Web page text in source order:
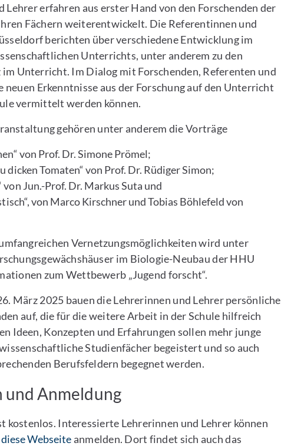
erfahren aus erster Hand von den Forschenden der
Fächern weiterentwickelt. Die Referentinnen und
berichten über verschiedene Entwicklung im
Unterrichts, unter anderem zu den
Unterricht. Im Dialog mit Forschenden, Referenten und
neuen Erkenntnisse aus der Forschung auf den Unterricht
vermittelt werden können.
gehören unter anderem die Vorträge
von Prof. Dr. Simone Prömel;
dicken Tomaten“ von Prof. Dr. Rüdiger Simon;
Jun.-Prof. Dr. Markus Suta und
von Marco Kirschner und Tobias Böhlefeld von
Vernetzungsmöglichkeiten wird unter
im Biologie-Neubau der HHU
zum Wettbewerb „Jugend forscht“.
März 2025 bauen die Lehrerinnen und Lehrer persönliche
auf, die für die weitere Arbeit in der Schule hilfreich
Ideen, Konzepten und Erfahrungen sollen mehr junge
Studienfächer begeistert und so auch
Berufsfeldern begegnet werden.
Anmeldung
kostenlos. Interessierte Lehrerinnen und Lehrer können
diese Webseiteanmelden. Dort findet sich auch das